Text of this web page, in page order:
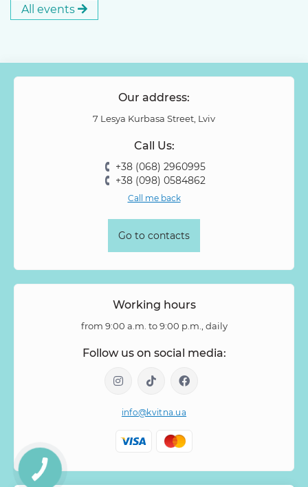
All events
Our address:
7 Lesya Kurbasa Street, Lviv
Call Us:
+38 (068) 2960995
+38 (098) 0584862
Call me back
Go to contacts
Working hours
from 9:00 a.m. to 9:00 p.m., daily
Follow us on social media:
info@kvitna.ua